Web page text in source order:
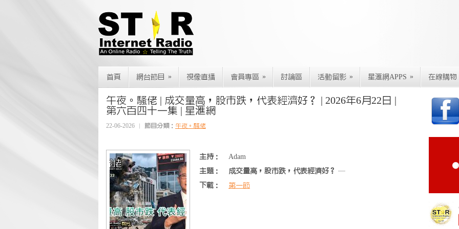
首頁 網台節目 » 視像直播 會員專區 » 討論區 活動留影 » 星滙網APPS » 在線購物
午夜。騷佬 | 成交量高，股市跌，代表經濟好？ | 2026年6月22日 |
第六百四十一集 | 星滙網
22-06-2026 節目分類： 午夜。騷佬
主持：
Adam
主題：
成交量高，股市跌，代表經濟好？ —
下載：
第一節